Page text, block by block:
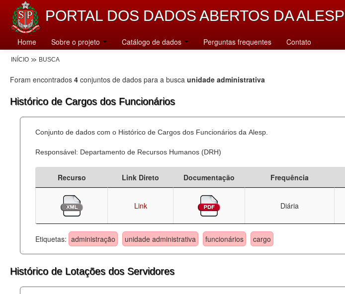
PORTAL DOS DADOS ABERTOS DA ALESP
Home Sobre o projeto Catálogo de dados Perguntas frequentes Contato
INÍCIO BUSCA
Foram encontrados 4 conjuntos de dados para a busca unidade administrativa
Histórico de Cargos dos Funcionários
Conjunto de dados com o Histórico de Cargos dos Funcionários da Alesp.
Responsável: Departamento de Recursos Humanos (DRH)
Recurso Link Direto Documentação Frequência
Link Diária
Etiquetas: administração unidade administrativa funcionários cargo
Histórico de Lotações dos Servidores